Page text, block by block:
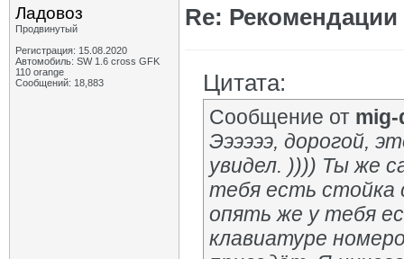
Ладовоз
Продвинутый
Регистрация: 15.08.2020
Автомобиль: SW 1.6 cross GFK
110 orange
Сообщений: 18,883
Re:
Цитата:
Сообщение от
Ээээээ, дорогой,
увидел. )))) Ты же
тебя есть стойка
опять же у тебя
клавиатуре